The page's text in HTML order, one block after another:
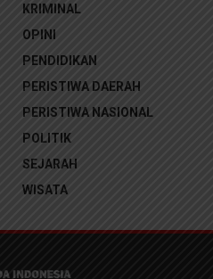
KRIMINAL
OPINI
PENDIDIKAN
PERISTIWA DAERAH
PERISTIWA NASIONAL
POLITIK
SEJARAH
WISATA